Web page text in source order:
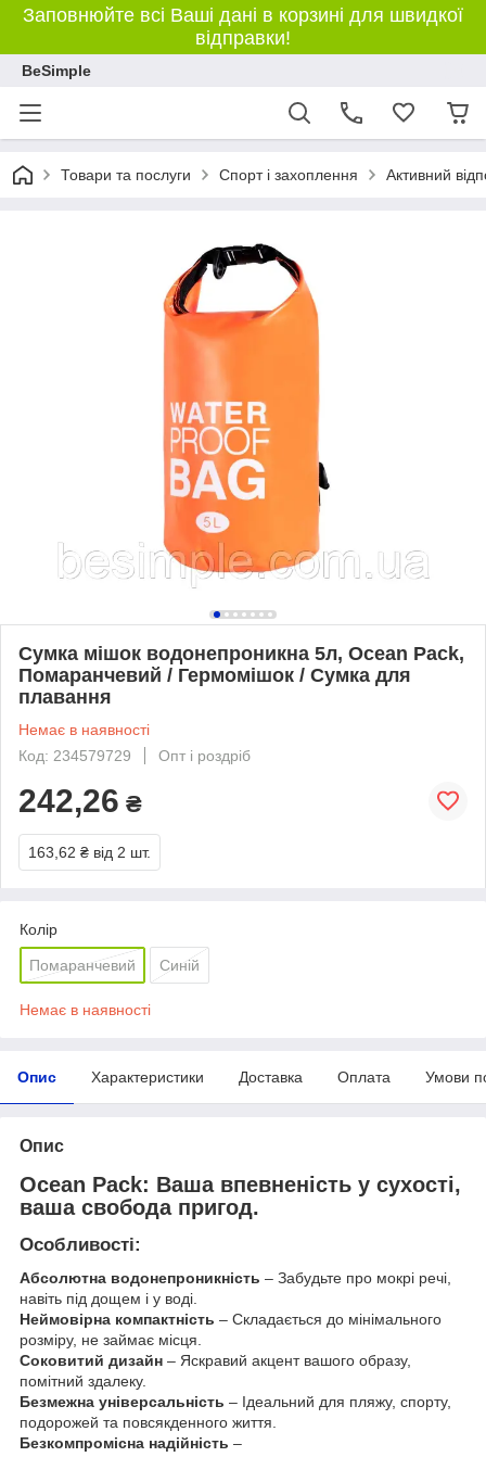
Заповнюйте всі Ваші дані в корзині для швидкої
відправки!
BeSimple
Товари та послуги Спорт і захоплення Активний
Сумка мішок водонепроникна 5л, Ocean Pack,
Помаранчевий / Гермомішок / Сумка для
плавання
Немає в наявності
Код: 234579729
Опт і роздріб
242,26 ₴
163,62 ₴ від 2 шт.
Колір
Помаранчевий Синій
Немає в наявності
Опис Характеристики Доставка Оплата Умови
Опис
Ocean Pack: Ваша впевненість у сухості,
ваша свобода пригод.
Особливості:
Абсолютна водонепроникність – Забудьте про мокрі речі,
навіть під дощем і у воді.
Неймовірна компактність – Складається до мінімального
розміру, не займає місця.
Соковитий дизайн – Яскравий акцент вашого образу,
помітний здалеку.
Безмежна універсальність – Ідеальний для пляжу, спорту,
подорожей та повсякденного життя.
Безкомпромісна надійність –